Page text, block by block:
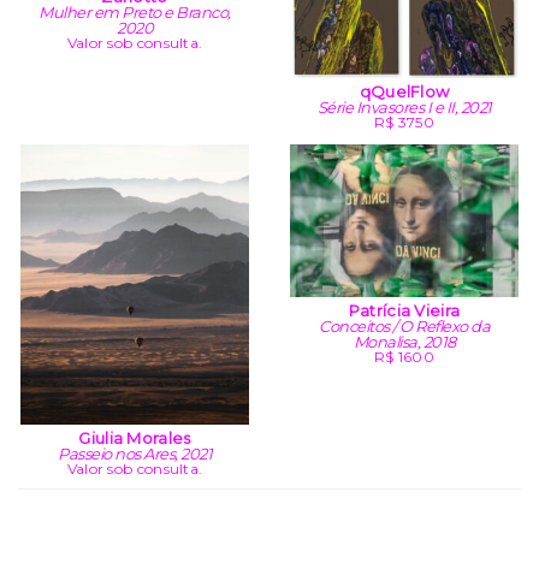
Mulher em Preto e Branco,
2020
Valor sob consulta.
qQuelFlow
Série Invasores I e II, 2021
R$ 3750
Giulia Morales
Passeio nos Ares, 2021
Valor sob consulta.
Patrícia Vieira
Conceitos / O Reflexo da
Monalisa, 2018
R$ 1600